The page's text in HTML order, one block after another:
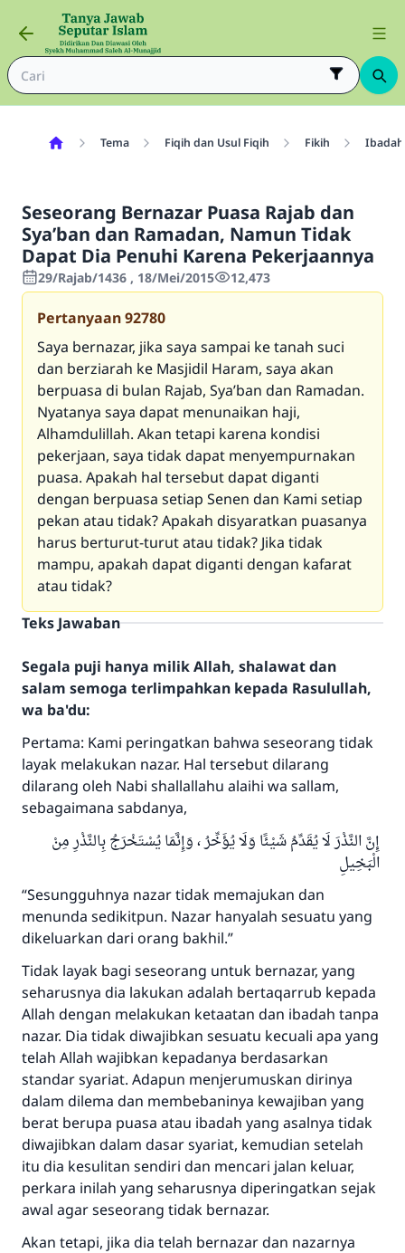
Tema Fiqih dan Usul Fiqih Fikih
Seseorang Bernazar Puasa Rajab dan
Sya’ban dan Ramadan, Namun Tidak
Dapat Dia Penuhi Karena Pekerjaannya
29/Rajab/1436 , 18/Mei/2015 12,473
Pertanyaan92780
Saya bernazar, jika saya sampai ke tanah suci
dan berziarah ke Masjidil Haram, saya akan
berpuasa di bulan Rajab, Sya’ban dan Ramadan.
Nyatanya saya dapat menunaikan haji,
Alhamdulillah. Akan tetapi karena kondisi
pekerjaan, saya tidak dapat menyempurnakan
puasa. Apakah hal tersebut dapat diganti
dengan berpuasa setiap Senen dan Kami setiap
pekan atau tidak? Apakah disyaratkan puasanya
harus berturut-turut atau tidak? Jika tidak
mampu, apakah dapat diganti dengan kafarat
atau tidak?
Teks Jawaban
Segala puji hanya milik Allah, shalawat dan
salam semoga terlimpahkan kepada Rasulullah,
wa ba'du:
Pertama: Kami peringatkan bahwa seseorang tidak
layak melakukan nazar. Hal tersebut dilarang
dilarang oleh Nabi shallallahu alaihi wa sallam,
sebagaimana sabdanya,
إِنَّ النَّذْرَ لَا يُقَدِّمُ شَيْئًا وَلَا يُؤَخِّرُ ، وَإِنَّمَا يُسْتَخْرَجُ بِالنَّذْرِ مِنْ
الْبَخِيلِ
“Sesungguhnya nazar tidak memajukan dan
menunda sedikitpun. Nazar hanyalah sesuatu yang
dikeluarkan dari orang bakhil.”
Tidak layak bagi seseorang untuk bernazar, yang
seharusnya dia lakukan adalah bertaqarrub kepada
Allah dengan melakukan ketaatan dan ibadah tanpa
nazar. Dia tidak diwajibkan sesuatu kecuali apa yang
telah Allah wajibkan kepadanya berdasarkan
standar syariat. Adapun menjerumuskan dirinya
dalam dilema dan membebaninya kewajiban yang
berat berupa puasa atau ibadah yang asalnya tidak
diwajibkan dalam dasar syariat, kemudian setelah
itu dia kesulitan sendiri dan mencari jalan keluar,
perkara inilah yang seharusnya diperingatkan sejak
awal agar seseorang tidak bernazar.
Akan tetapi, jika dia telah bernazar dan nazarnya